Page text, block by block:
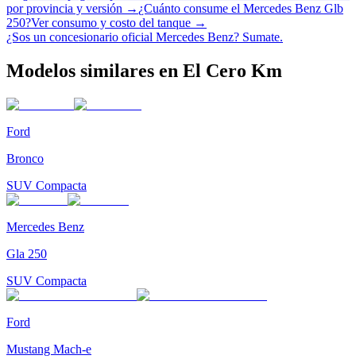
por provincia y versión → ¿Cuánto consume el Mercedes Benz Glb
250?Ver consumo y costo del tanque →
¿Sos un concesionario oficial Mercedes Benz? Sumate.
Modelos similares en El Cero Km
Ford
Bronco
SUV Compacta
Mercedes Benz
Gla 250
SUV Compacta
Ford
Mustang Mach-e